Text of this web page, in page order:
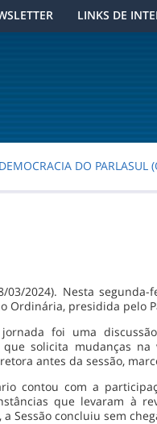
LINKS DE
DO PARLASUL
03/2024). Nesta
Ordinária, presidida
foi uma
que solicita mudanças
antes da sessão,
contou com a
que levaram à
Sessão concluiu sem